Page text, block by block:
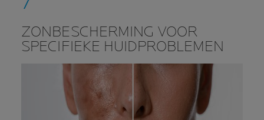
ZONBESCHERMING VOOR
SPECIFIEKE HUIDPROBLEMEN